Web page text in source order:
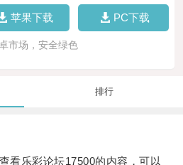
苹果下载 PC下载
市场，安全绿色
排行
乐彩论坛17500的内容，可以